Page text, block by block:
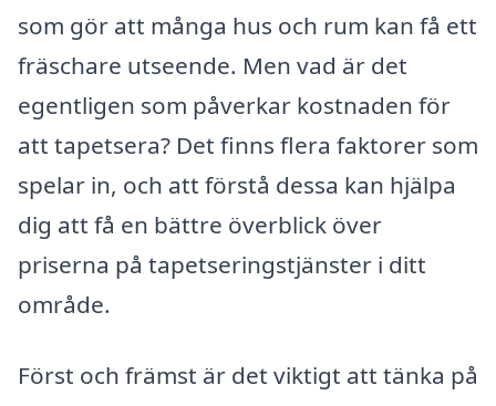
som gör att många hus och rum kan få ett
fräschare utseende. Men vad är det
egentligen som påverkar kostnaden för
att tapetsera? Det finns flera faktorer som
spelar in, och att förstå dessa kan hjälpa
dig att få en bättre överblick över
priserna på tapetseringstjänster i ditt
område.
Först och främst är det viktigt att tänka på